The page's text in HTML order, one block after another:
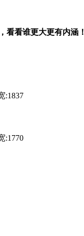
看看谁更大更有内涵！
:1837
:1770